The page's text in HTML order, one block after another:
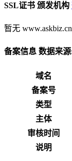
SSL证书 颁发机构
暂无
备案信息 数据来
域名
备案号
类型
主体
审核时间
说明